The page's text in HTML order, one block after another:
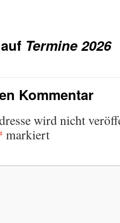
Termine 2026
Kommentar
wird nicht
markiert